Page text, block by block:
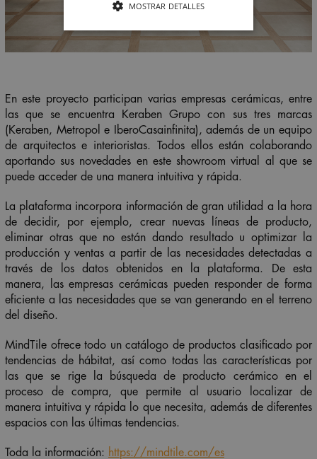
En este proyecto participan varias empresas cerámicas, entre
las que se encuentra Keraben Grupo con sus tres marcas
(Keraben, Metropol e IberoCasainfinita), además de un equipo
de arquitectos e interioristas. Todos ellos están colaborando
aportando sus novedades en este showroom virtual al que se
puede acceder de una manera intuitiva y rápida.
La plataforma incorpora información de gran utilidad a la hora
de decidir, por ejemplo, crear nuevas líneas de producto,
eliminar otras que no están dando resultado u optimizar la
producción y ventas a partir de las necesidades detectadas a
través de los datos obtenidos en la plataforma. De esta
manera, las empresas cerámicas pueden responder de forma
eficiente a las necesidades que se van generando en el terreno
del diseño.
MindTile ofrece todo un catálogo de productos clasificado por
tendencias de hábitat, así como todas las características por
las que se rige la búsqueda de producto cerámico en el
proceso de compra, que permite al usuario localizar de
manera intuitiva y rápida lo que necesita, además de diferentes
espacios con las últimas tendencias.
Toda la información: https://mindtile.com/es
MOSTRAR DETALLES